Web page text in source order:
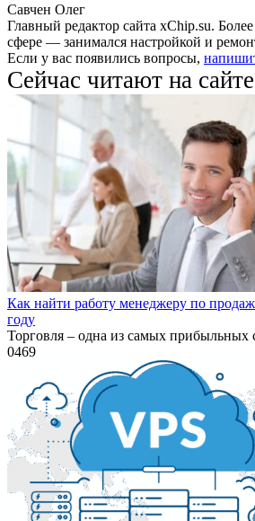
Савчен Олег
Главный редактор сайта xChip.su.
сфере — занимался настройкой и
Если у вас появились вопросы,
Сейчас читают на сайте
Как найти работу менеджеру по
году
Торговля – одна из самых прибыльных
0469